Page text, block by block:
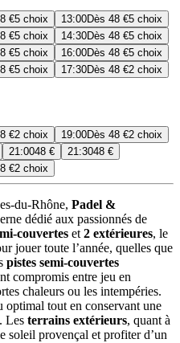
€5 choix 13:00Dès 48 €5 choix
€5 choix 14:30Dès 48 €5 choix
€5 choix 16:00Dès 48 €5 choix
€5 choix 17:30Dès 48 €2 choix
€2 choix 19:00Dès 48 €2 choix
21:0048 € 21:3048 €
€2 choix
du-Rhône, Padel &
dédié aux passionnés de
couvertes et 2 extérieures, le
jouer toute l’année, quelles que
pistes semi-couvertes
compromis entre jeu en
chaleurs ou les intempéries.
optimal tout en conservant une
Les terrains extérieurs, quant à
soleil provençal et profiter d’un